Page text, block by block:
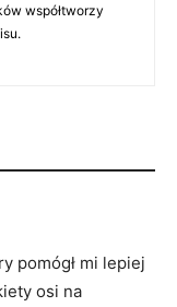
współtworzy
pomógł mi lepiej
osi na